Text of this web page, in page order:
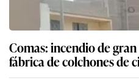
Comas: incendio de
fábrica de colchones de